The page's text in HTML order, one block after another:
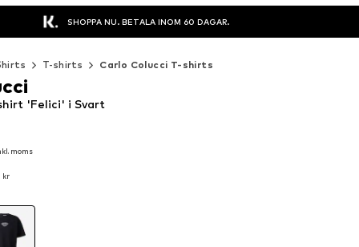
SHOPPA NU. BETALA INOM 60 DAGAR.
T-shirts Carlo Colucci T-shirts
moms
kr
'Felici' i Svart